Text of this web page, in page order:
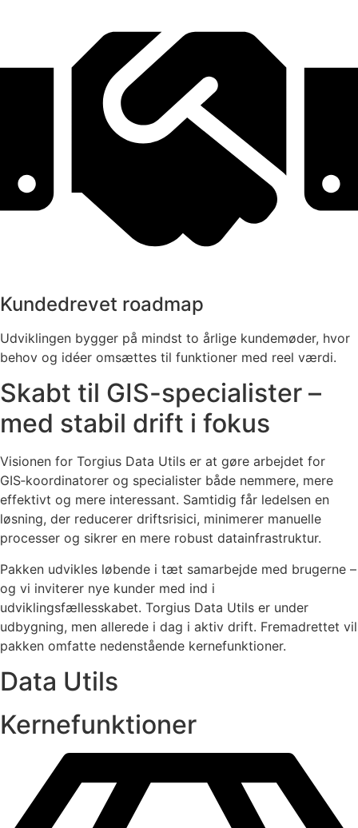
Kundedrevet roadmap
Udviklingen bygger på mindst to årlige kundemøder, hvor
behov og idéer omsættes til funktioner med reel værdi.
Skabt til GIS-specialister –
med stabil drift i fokus
Visionen for Torgius Data Utils er at gøre arbejdet for
GIS‑koordinatorer og specialister både nemmere, mere
effektivt og mere interessant. Samtidig får ledelsen en
løsning, der reducerer driftsrisici, minimerer manuelle
processer og sikrer en mere robust datainfrastruktur.
Pakken udvikles løbende i tæt samarbejde med brugerne –
og vi inviterer nye kunder med ind i
udviklingsfællesskabet. Torgius Data Utils er under
udbygning, men allerede i dag i aktiv drift. Fremadrettet vil
pakken omfatte nedenstående kernefunktioner.
Data Utils
Kernefunktioner